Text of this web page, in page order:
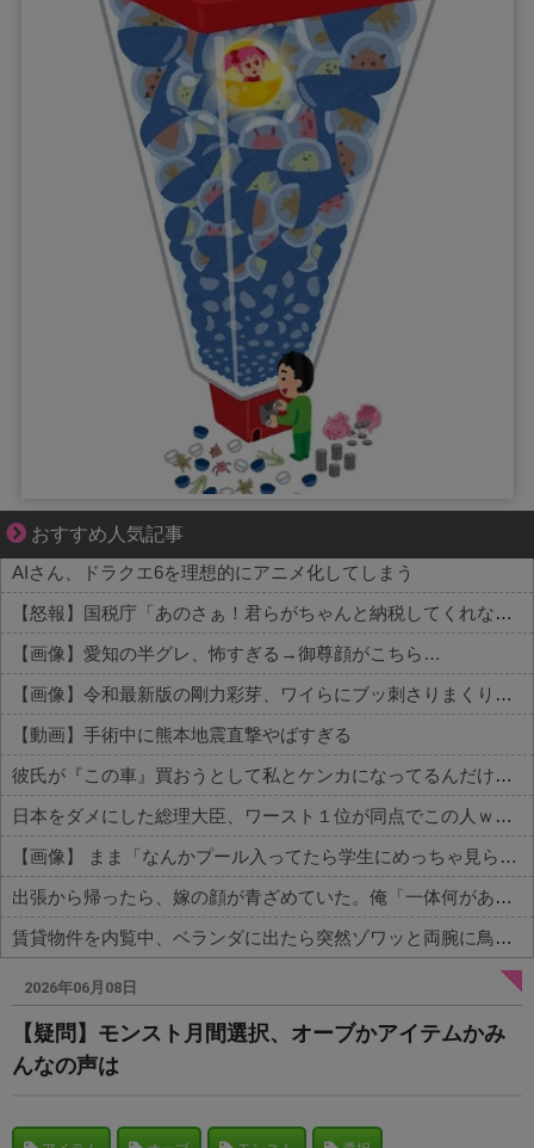
おすすめ人気記事
ブブ家のドタバタが、今日も愛おしい！
AIさん、ドラクエ6を理想的にアニメ化してしまう
【怒報】国税庁「あのさぁ！君らがちゃんと納税してくれないとこうなっちゃうけどどうする？！」←これw w w w w w w w
【画像】愛知の半グレ、怖すぎる→御尊顔がこちら…
【画像】令和最新版の剛力彩芽、ワイらにブッ刺さりまくりと話題にw w w w w w w w w w w w w
【動画】手術中に熊本地震直撃やばすぎる
彼氏が『この車』買おうとして私とケンカになってるんだけどｗｗｗｗｗｗ
日本をダメにした総理大臣、ワースト１位が同点でこの人ｗｗｗｗｗｗ
【画像】 まま「なんかプール入ってたら学生にめっちゃ見られたw」
出張から帰ったら、嫁の顔が青ざめていた。俺「一体何があったんだ？」嫁「…」→子供たちに話を聞くと…
賃貸物件を内覧中、ベランダに出たら突然ゾワッと両腕に鳥肌が出た。「やっぱりこの部屋嫌だ」と思った瞬間、体が前にドンッと突き飛ばされて…
Powered by livedoor 相互RSS
2026年06月08日
【疑問】モンスト月間選択、オーブかアイテムかみ
んなの声は